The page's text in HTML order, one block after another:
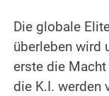
Die globale
überleben wird
erste die Macht
die K.I. werden